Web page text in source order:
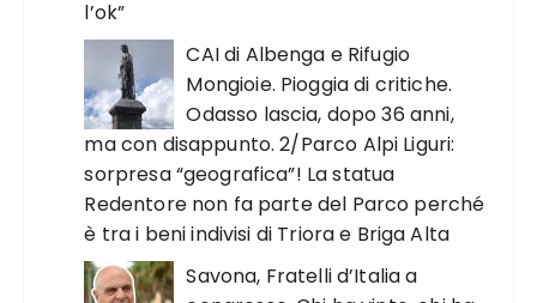
l’ok”
CAI di Albenga e Rifugio
Mongioie. Pioggia di critiche.
Odasso lascia, dopo 36 anni,
ma con disappunto. 2/Parco Alpi Liguri:
sorpresa “geografica”! La statua
Redentore non fa parte del Parco perché
è tra i beni indivisi di Triora e Briga Alta
Savona, Fratelli d’Italia a